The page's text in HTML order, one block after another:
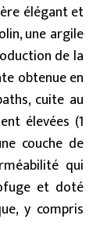
élégant et
une argile
de la
obtenue en
cuite au
élevées (1
couche de
qui
et doté
y compris